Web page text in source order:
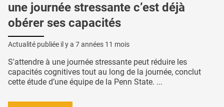
une journée stressante c’est déjà
obérer ses capacités
Actualité publiée il y a 7 années 11 mois
S'attendre à une journée stressante peut réduire les
capacités cognitives tout au long de la journée, conclut
cette étude d’une équipe de la Penn State. ...